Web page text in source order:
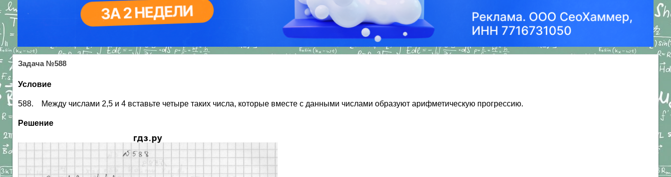
Задача №588
Условие
588. Между числами 2,5 и 4 вставьте четыре таких числа, которые вместе с данными числами образуют арифметическую прогрессию.
Решение